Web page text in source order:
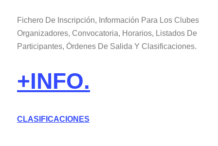
Fichero De Inscripción, Información Para Los Clubes
Organizadores, Convocatoria, Horarios, Listados De
Participantes, Órdenes De Salida Y Clasificaciones.
+INFO.
CLASIFICACIONES